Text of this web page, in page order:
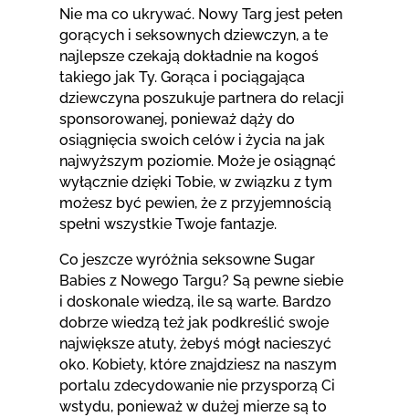
Nie ma co ukrywać. Nowy Targ jest pełen
gorących i seksownych dziewczyn, a te
najlepsze czekają dokładnie na kogoś
takiego jak Ty. Gorąca i pociągająca
dziewczyna poszukuje partnera do relacji
sponsorowanej, ponieważ dąży do
osiągnięcia swoich celów i życia na jak
najwyższym poziomie. Może je osiągnąć
wyłącznie dzięki Tobie, w związku z tym
możesz być pewien, że z przyjemnością
spełni wszystkie Twoje fantazje.
Co jeszcze wyróżnia seksowne Sugar
Babies z Nowego Targu? Są pewne siebie
i doskonale wiedzą, ile są warte. Bardzo
dobrze wiedzą też jak podkreślić swoje
największe atuty, żebyś mógł nacieszyć
oko. Kobiety, które znajdziesz na naszym
portalu zdecydowanie nie przysporzą Ci
wstydu, ponieważ w dużej mierze są to